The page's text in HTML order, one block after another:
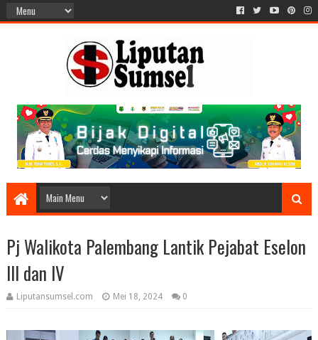
Pj Walikota Palembang Lantik Pejabat Eselon
III dan IV
Liputansumsel.com Mei 18, 2024 0